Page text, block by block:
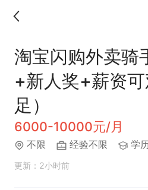
淘宝闪购外卖骑
+新人奖+薪资
足）
6000-10000元/月
不限 经验不限 学
更新：2小时前